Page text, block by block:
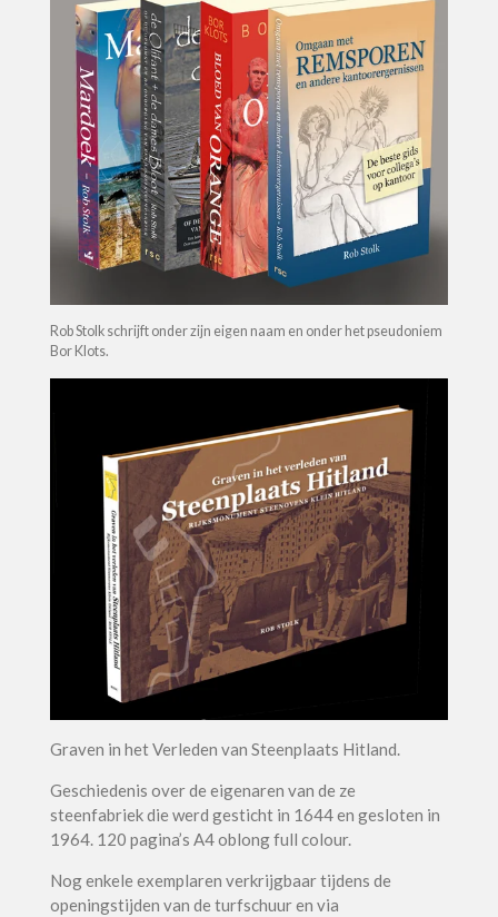
Rob Stolk schrijft onder zijn eigen naam en onder het pseudoniem
Bor Klots.
Graven in het Verleden van Steenplaats Hitland.
Geschiedenis over de eigenaren van de ze
steenfabriek die werd gesticht in 1644 en gesloten in
1964. 120 pagina’s A4 oblong full colour.
Nog enkele exemplaren verkrijgbaar tijdens de
openingstijden van de turfschuur en via